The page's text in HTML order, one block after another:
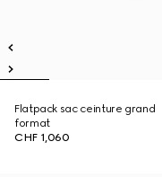
Flatpack sac ceinture grand
format
CHF 1,060